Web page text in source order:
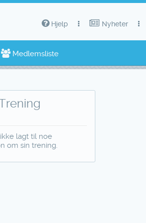
Nyheter
Hjelp
Medlemsliste
lagt til noe
om sin trening.